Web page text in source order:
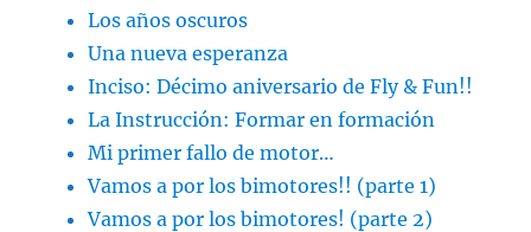
Los años oscuros
Una nueva esperanza
Inciso: Décimo aniversario de Fly & Fun!!
La Instrucción: Formar en formación
Mi primer fallo de motor…
Vamos a por los bimotores!! (parte 1)
Vamos a por los bimotores! (parte 2)